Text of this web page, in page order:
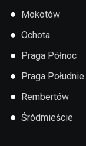
● Mokotów
● Ochota
● Praga Północ
● Praga Południe
● Rembertów
● Śródmieście